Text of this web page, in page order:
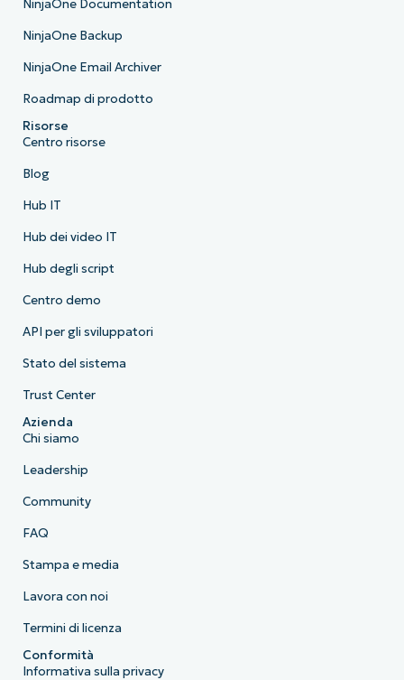
NinjaOne Documentation
NinjaOne Backup
NinjaOne Email Archiver
Roadmap di prodotto
Risorse
Centro risorse
Blog
Hub IT
Hub dei video IT
Hub degli script
Centro demo
API per gli sviluppatori
Stato del sistema
Trust Center
Azienda
Chi siamo
Leadership
Community
FAQ
Stampa e media
Lavora con noi
Termini di licenza
Conformità
Informativa sulla privacy